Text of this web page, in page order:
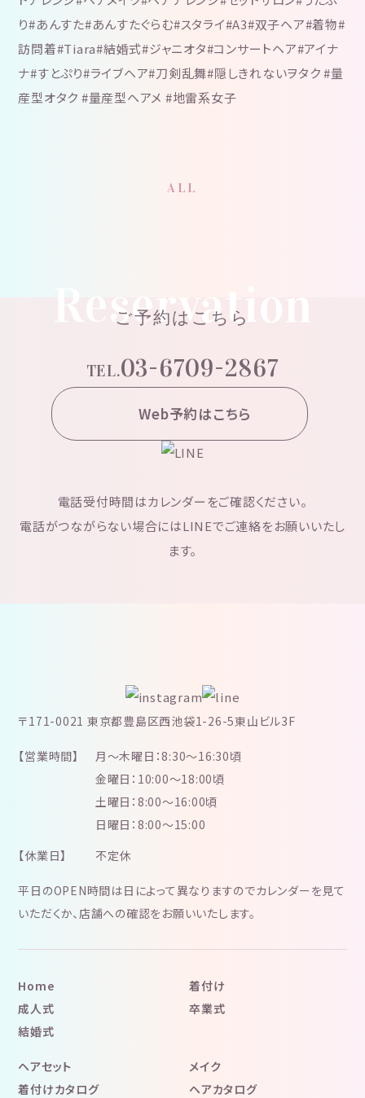
り#あんすた#あんすたぐらむ#スタライ#A3#双子ヘア#着物#
訪問着#Tiara#結婚式#ジャニオタ#コンサートヘア#アイナ
ナ#すとぷり#ライブヘア#刀剣乱舞#隠しきれないヲタク #量
産型オタク #量産型ヘアメ #地雷系女子
ALL
Reservation
ご予約はこちら
TEL.03-6709-2867
Web予約はこちら
電話受付時間はカレンダーをご確認ください。
電話がつながらない場合にはLINEでご連絡をお願いいたし
ます。
〒171-0021 東京都豊島区西池袋1-26-5東山ビル3F
【営業時間】
月～木曜日：8:30～16:30頃
金曜日：10:00～18:00頃
土曜日：8:00～16:00頃
日曜日：8:00～15:00
【休業日】
不定休
平日のOPEN時間は日によって異なりますのでカレンダーを見て
いただくか、店舗への確認をお願いいたします。
Home
着付け
成人式
卒業式
結婚式
ヘアセット
メイク
着付けカタログ
ヘアカタログ